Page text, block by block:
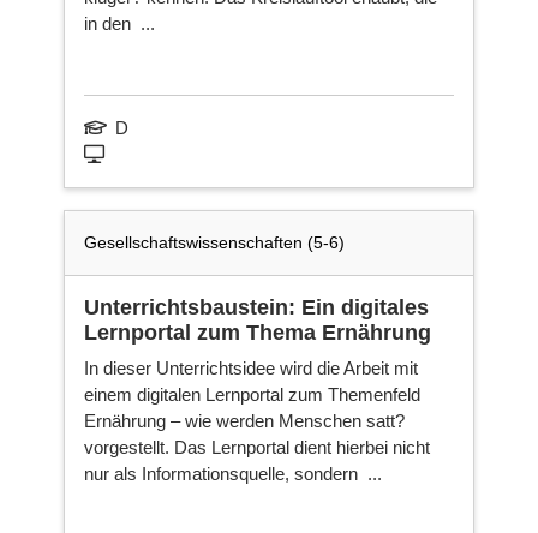
in den ...
D
Gesellschaftswissenschaften (5-6)
Unterrichtsbaustein: Ein digitales
Lernportal zum Thema Ernährung
In dieser Unterrichtsidee wird die Arbeit mit
einem digitalen Lernportal zum Themenfeld
Ernährung – wie werden Menschen satt?
vorgestellt. Das Lernportal dient hierbei nicht
nur als Informationsquelle, sondern ...